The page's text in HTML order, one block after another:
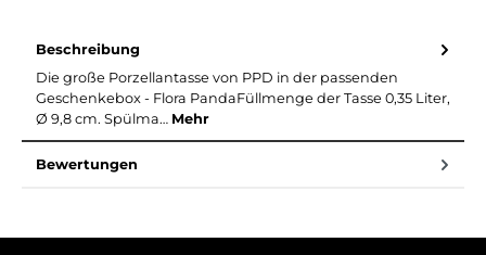
Beschreibung
Die große Porzellantasse von PPD in der passenden
Geschenkebox - Flora PandaFüllmenge der Tasse 0,35 Liter,
Ø 9,8 cm. Spülma… Mehr
Bewertungen